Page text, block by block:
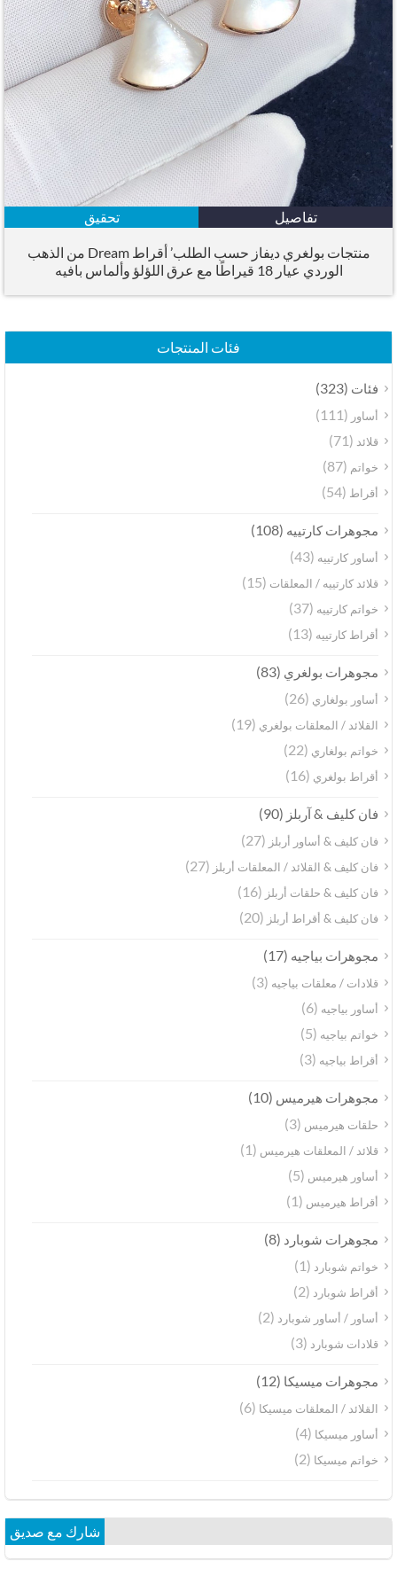
تفاصيل تحقيق
منتجات بولغري ديفاز حسب الطلب’ أقراط Dream من الذهب
الوردي عيار 18 قيراطًا مع عرق اللؤلؤ وألماس بافيه
فئات المنتجات
فئات(323)
أساور(111)
قلائد(71)
خواتم(87)
أقراط (54)
مجوهرات كارتييه(108)
أساور كارتييه(43)
قلائد كارتييه / المعلقات(15)
خواتم كارتييه(37)
أقراط كارتييه(13)
مجوهرات بولغري(83)
أساور بولغاري(26)
القلائد / المعلقات بولغري(19)
خواتم بولغاري(22)
أقراط بولغري(16)
فان كليف & آربلز (90)
فان كليف & أساور أربلز (27)
فان كليف & القلائد / المعلقات أربلز (27)
فان كليف & حلقات أربلز (16)
فان كليف & أقراط أربلز (20)
مجوهرات بياجيه(17)
قلادات / معلقات بياجيه(3)
أساور بياجيه(6)
خواتم بياجيه(5)
أقراط بياجيه(3)
مجوهرات هيرميس(10)
حلقات هيرميس(3)
قلائد / المعلقات هيرميس(1)
أساور هيرميس(5)
أقراط هيرميس(1)
مجوهرات شوبارد(8)
خواتم شوبارد(1)
أقراط شوبارد(2)
أساور / أساور شوبارد(2)
قلادات شوبارد(3)
مجوهرات ميسيكا(12)
القلائد / المعلقات ميسيكا(6)
أساور ميسيكا(4)
خواتم ميسيكا(2)
شارك مع صديق